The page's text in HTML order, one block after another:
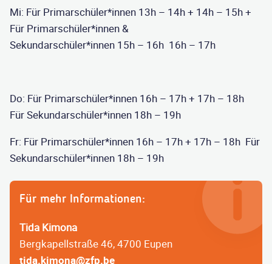
Mi: Für Primarschüler*innen 13h – 14h + 14h – 15h +
Für Primarschüler*innen &
Sekundarschüler*innen 15h – 16h 16h – 17h
Do: Für Primarschüler*innen 16h – 17h + 17h – 18h
Für Sekundarschüler*innen 18h – 19h
Fr: Für Primarschüler*innen 16h – 17h + 17h – 18h Für
Sekundarschüler*innen 18h – 19h
Für mehr Informationen:
Tida Kimona
Bergkapellstraße 46, 4700 Eupen
tida.kimona@zfp.be